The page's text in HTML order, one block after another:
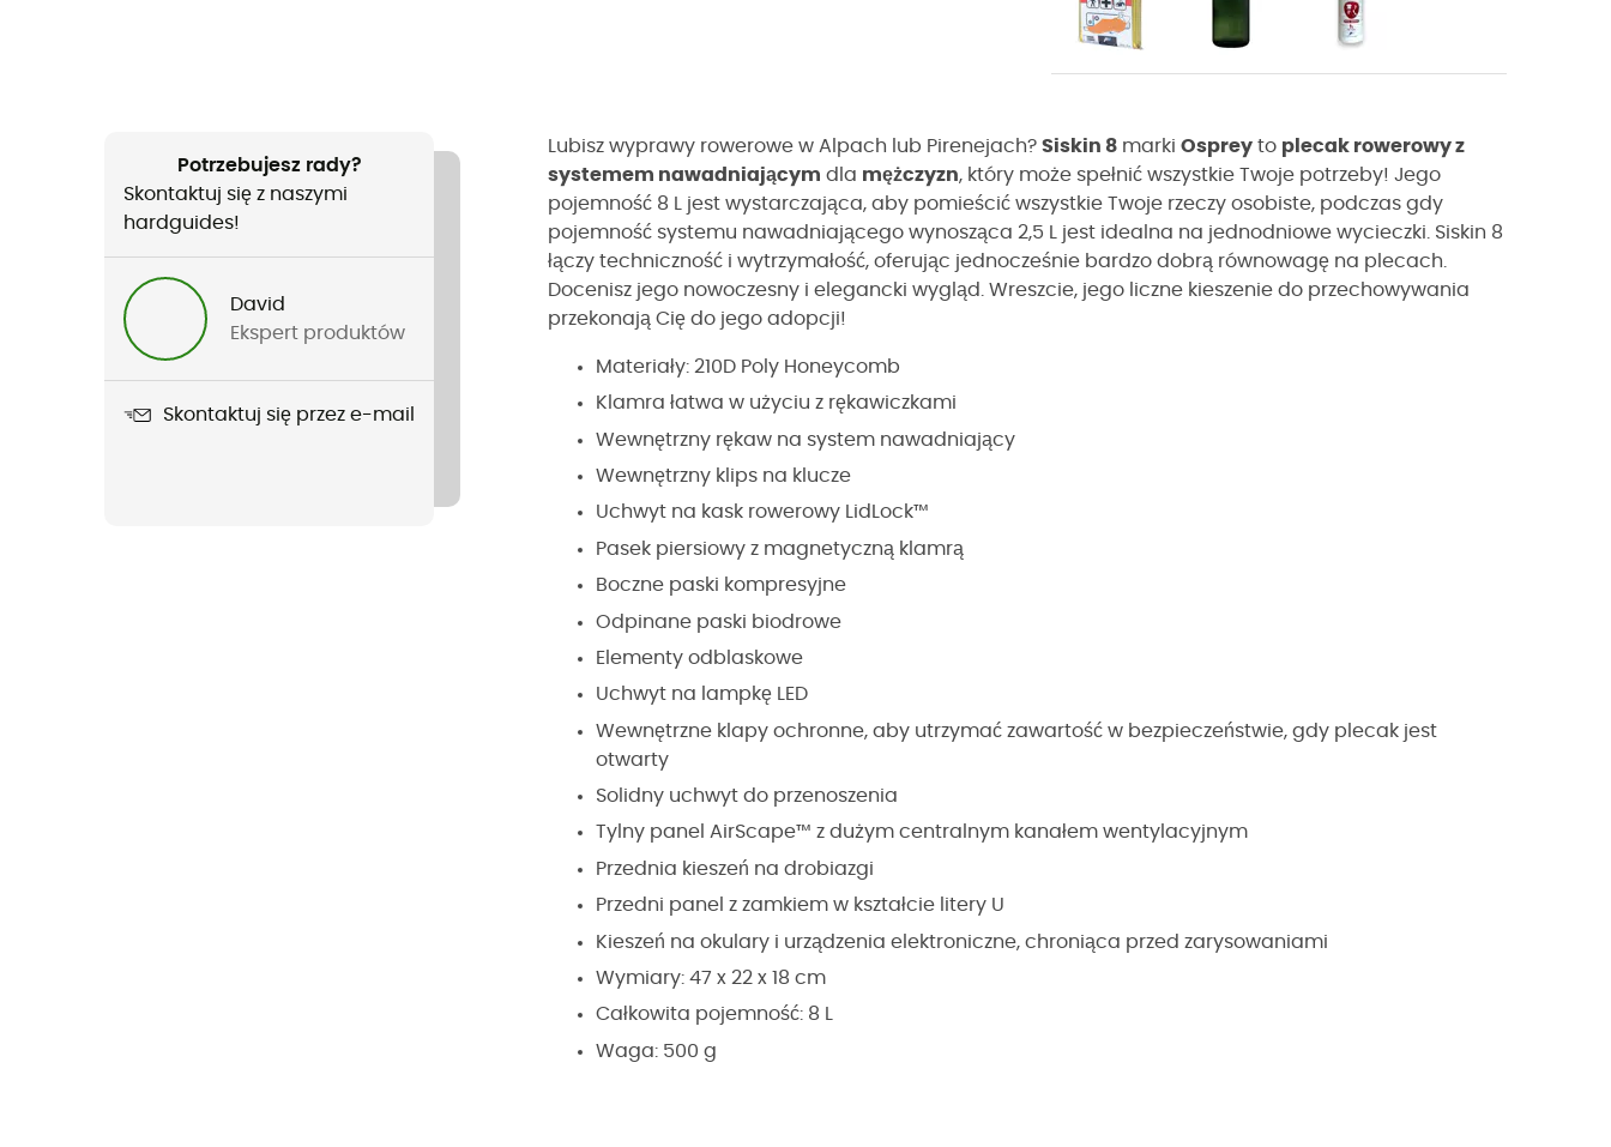
Potrzebujesz rady?
Skontaktuj się z naszymi
hardguides!
David
Ekspert produktów
Skontaktuj się przez e-mail
Lubisz wyprawy rowerowe w Alpach lub Pirenejach? Siskin 8 marki Osprey to plecak rowerowy z
systemem nawadniającym dla mężczyzn, który może spełnić wszystkie Twoje potrzeby! Jego
pojemność 8 L jest wystarczająca, aby pomieścić wszystkie Twoje rzeczy osobiste, podczas gdy
pojemność systemu nawadniającego wynosząca 2,5 L jest idealna na jednodniowe wycieczki. Siskin 8
łączy techniczność i wytrzymałość, oferując jednocześnie bardzo dobrą równowagę na plecach.
Docenisz jego nowoczesny i elegancki wygląd. Wreszcie, jego liczne kieszenie do przechowywania
przekonają Cię do jego adopcji!
Materiały: 210D Poly Honeycomb
Klamra łatwa w użyciu z rękawiczkami
Wewnętrzny rękaw na system nawadniający
Wewnętrzny klips na klucze
Uchwyt na kask rowerowy LidLock™
Pasek piersiowy z magnetyczną klamrą
Boczne paski kompresyjne
Odpinane paski biodrowe
Elementy odblaskowe
Uchwyt na lampkę LED
Wewnętrzne klapy ochronne, aby utrzymać zawartość w bezpieczeństwie, gdy plecak jest
otwarty
Solidny uchwyt do przenoszenia
Tylny panel AirScape™ z dużym centralnym kanałem wentylacyjnym
Przednia kieszeń na drobiazgi
Przedni panel z zamkiem w kształcie litery U
Kieszeń na okulary i urządzenia elektroniczne, chroniąca przed zarysowaniami
Wymiary: 47 x 22 x 18 cm
Całkowita pojemność: 8 L
Waga: 500 g